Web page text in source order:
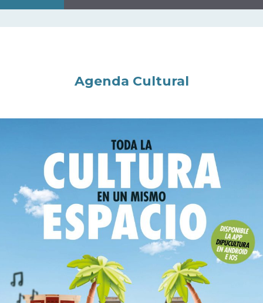
Agenda Cultural